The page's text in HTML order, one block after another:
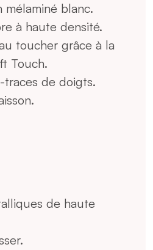
blanc.
à haute densité.
toucher grâce à la
Touch.
traces de doigts.
de haute